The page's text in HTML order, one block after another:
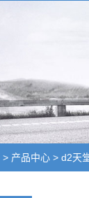
> 产品中心 > d2天